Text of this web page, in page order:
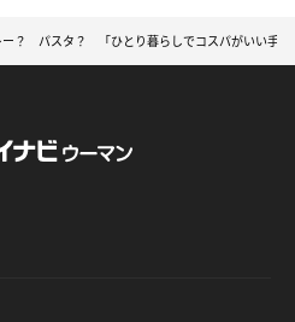
ー？ パスタ？ 「ひとり暮らしでコスパがいい手料